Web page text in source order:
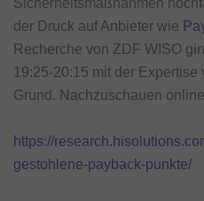
Sicherheitsmaßnahmen
der Druck auf Anbieter wie
Recherche von ZDF WISO
19:25-20:15 mit der
Grund. Nachzuschauen
https://
gestohlene-payback-punkte/